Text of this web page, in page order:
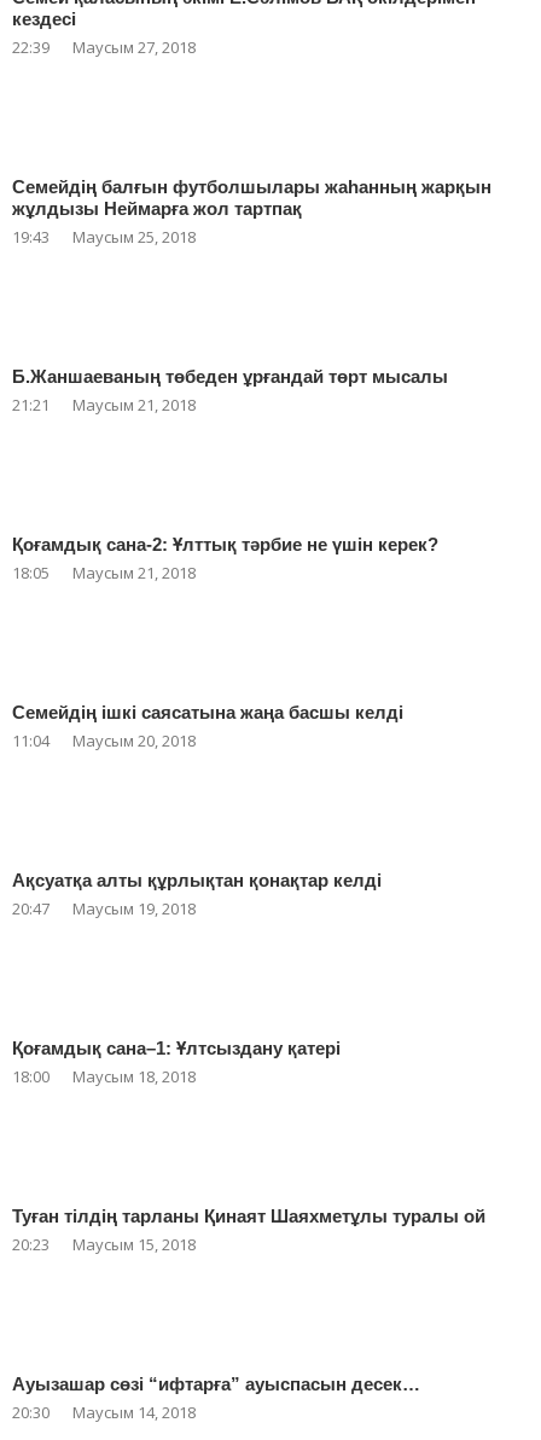
кездесі
22:39 Маусым 27, 2018
Семейдің балғын футболшылары жаһанның жарқын
жұлдызы Неймарға жол тартпақ
19:43 Маусым 25, 2018
Б.Жаншаеваның төбеден ұрғандай төрт мысалы
21:21 Маусым 21, 2018
Қоғамдық сана-2: Ұлттық тәрбие не үшін керек?
18:05 Маусым 21, 2018
Семейдің ішкі саясатына жаңа басшы келді
11:04 Маусым 20, 2018
Ақсуатқа алты құрлықтан қонақтар келді
20:47 Маусым 19, 2018
Қоғамдық сана–1: Ұлтсыздану қатері
18:00 Маусым 18, 2018
Туған тілдің тарланы Қинаят Шаяхметұлы туралы ой
20:23 Маусым 15, 2018
Ауызашар сөзі “ифтарға” ауыспасын десек…
20:30 Маусым 14, 2018